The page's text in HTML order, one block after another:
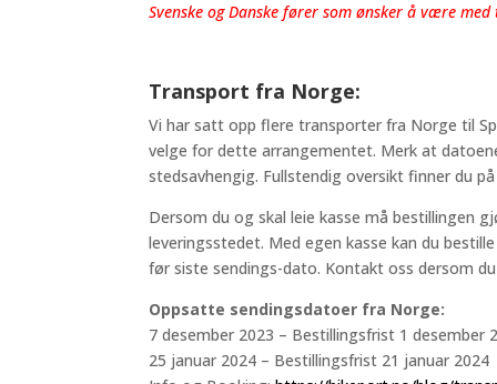
Svenske og Danske fører som ønsker å være
Transport fra Norge:
Vi har satt opp flere transporter fra Norge til
velge for dette arrangementet. Merk at
stedsavhengig. Fullstendig oversikt finner du
Dersom du og skal leie kasse må bestillingen
leveringsstedet. Med egen kasse kan du
før siste sendings-dato. Kontakt oss dersom
Oppsatte sendingsdatoer fra Norge:
7 desember 2023 – Bestillingsfrist 1 desember
25 januar 2024 – Bestillingsfrist 21 januar 2024